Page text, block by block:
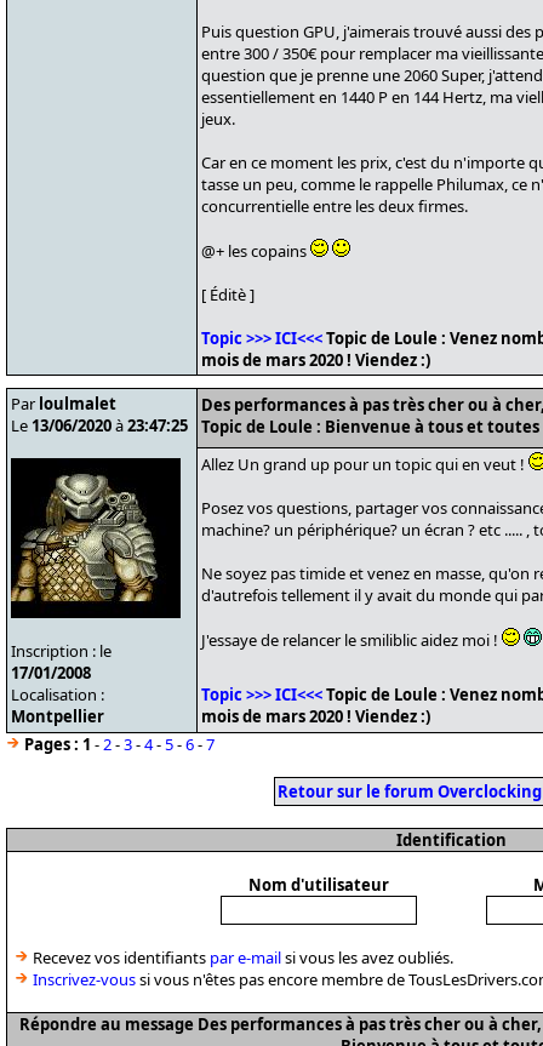
Puis question GPU, j'aimerais trouvé aussi des
entre 300 / 350€ pour remplacer ma
question que je prenne une 2060 Super,
essentiellement en 1440 P en 144 Hertz, ma
jeux.
Car en ce moment les prix, c'est du n'importe
tasse un peu, comme le rappelle Philumax, ce
concurrentielle entre les deux firmes.
@+ les copains
[ Éditè ]
Topic >>> ICI<<<Topic de Loule : Venez
mois de mars 2020 ! Viendez :)
Par loulmalet
Le 13/06/2020à23:47:25
Inscription : le
17/01/2008
Localisation :
Montpellier
Des performances à pas très cher ou à
Topic de Loule : Bienvenue à tous et toutes
Allez Un grand up pour un topic qui en veut !
Posez vos questions, partager vos
machine? un périphérique? un écran ? etc ..... ,
Ne soyez pas timide et venez en masse, qu'on
d'autrefois tellement il y avait du monde qui
J'essaye de relancer le smiliblic aidez moi !
Topic >>> ICI<<<Topic de Loule : Venez
mois de mars 2020 ! Viendez :)
Pages : 1 -2-3-4-5-6-7
Retour sur le forum Overclocking
Identification
Nom d'utilisateur
Recevez vos identifiants par e-mailsi vous les avez oubliés.
Inscrivez-voussi vous n'êtes pas encore membre de
Répondre au message Des performances à pas très cher ou à